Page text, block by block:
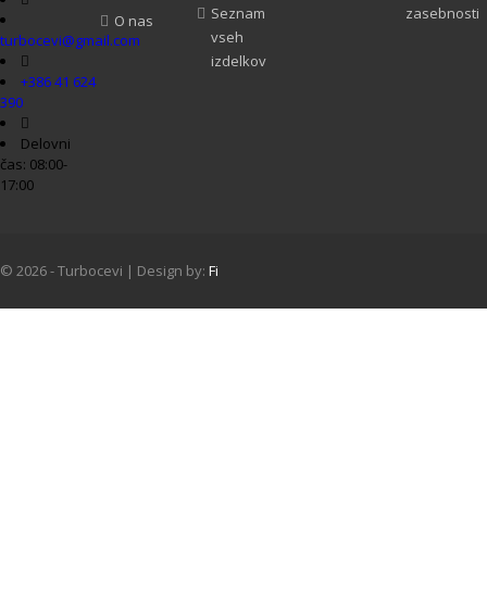
turbocevi@gmail.com
+386 41 624
390
Delovni
čas: 08:00-
17:00
O nas
Seznam
vseh
izdelkov
zasebnosti
© 2026 - Turbocevi | Design by: Fi